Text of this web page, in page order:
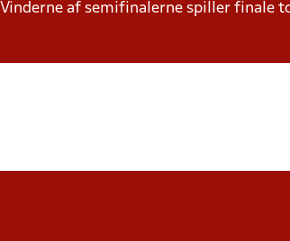
Vinderne af semifinalerne spiller finale